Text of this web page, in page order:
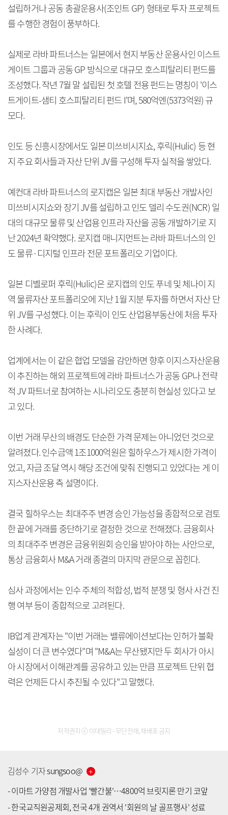
설립하거나 공동 총괄운용사(조인트 GP) 형태로 투자 프로젝트
를 수행한 경험이 풍부하다.
실제로 라바 파트너스는 일본에서 현지 부동산 운용사인 이스트
게이트 그룹과 공동 GP 방식으로 대규모 호스피탈리티 펀드를
조성했다. 작년 7월 말 설립된 첫 호텔 전용 펀드는 명칭이 '이스
트게이트-샘티 호스피탈리티 펀드 I'며, 580억엔(5373억원) 규
모다.
인도 등 신흥시장에서도 일본 미쓰비시지쇼, 후릭(Hulic) 등 현
지 주요 회사들과 자산 단위 JV를 구성해 투자 실적을 쌓았다.
예컨대 라바 파트너스의 로지캡은 일본 최대 부동산 개발사인
미쓰비시지쇼와 장기 JV를 설립하고 인도 델리 수도권(NCR) 일
대의 대규모 물류 및 산업용 인프라 자산을 공동 개발하기로 지
난 2024년 확약했다. 로지캡 매니지먼트는 라바 파트너스의 인
도 물류·디지털 인프라 전문 포트폴리오 기업이다.
일본 디벨로퍼 후릭(Hulic)은 로지캡의 인도 푸네 및 체나이 지
역 물류자산 포트폴리오에 지난 1월 지분 투자를 하면서 자산 단
위 JV를 구성했다. 이는 후릭이 인도 산업용부동산에 처음 투자
한 사례다.
업계에서는 이 같은 협업 모델을 감안하면 향후 이지스자산운용
이 추진하는 해외 프로젝트에 라바 파트너스가 공동 GP나 전략
적 JV 파트너로 참여하는 시나리오도 충분히 현실성 있다고 보
고 있다.
이번 거래 무산의 배경도 단순한 가격 문제는 아니었던 것으로
알려졌다. 인수금액 1조1000억원은 힐하우스가 제시한 가격이
었고, 자금 조달 역시 해당 조건에 맞춰 진행되고 있었다는 게 이
지스자산운용 측 설명이다.
결국 힐하우스는 최대주주 변경 승인 가능성을 종합적으로 검토
한 끝에 거래를 중단하기로 결정한 것으로 전해졌다. 금융회사
의 최대주주 변경은 금융위원회 승인을 받아야 하는 사안으로,
통상 금융회사 M&A 거래 종결의 마지막 관문으로 꼽힌다.
심사 과정에서는 인수 주체의 적합성, 법적 분쟁 및 형사 사건 진
행 여부 등이 종합적으로 고려된다.
IB업계 관계자는 "이번 거래는 밸류에이션보다는 인허가 불확
실성이 더 큰 변수였다"며 "M&A는 무산됐지만 두 회사가 아시
아 시장에서 이해관계를 공유하고 있는 만큼 프로젝트 단위 협
력은 언제든 다시 추진될 수 있다"고 말했다.
저작권자 ⓒ 이데일리 - 무단전재, 재배포 금지
김성수 기자sungsoo@
-이마트 가양점 개발사업 '빨간불'…4800억 브릿지론 만기 코앞
-한국교직원공제회, 전국 4개 권역서 '회원의 날 골프행사' 성료